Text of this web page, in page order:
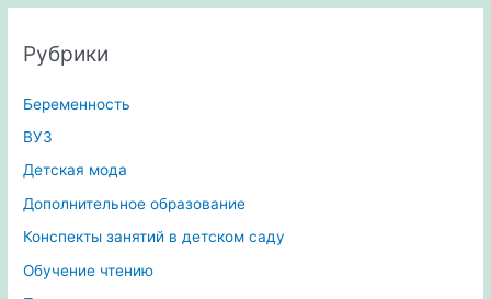
Рубрики
Беременность
ВУЗ
Детская мода
Дополнительное образование
Конспекты занятий в детском саду
Обучение чтению